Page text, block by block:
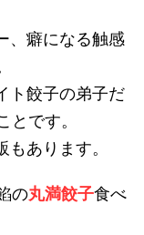
、癖になる触感
ト餃子の弟子だ
とです。
あります。
の丸満餃子食べ